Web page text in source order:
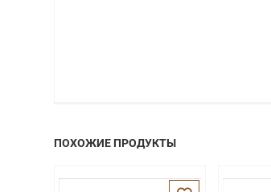
ПОХОЖИЕ ПРОДУКТЫ